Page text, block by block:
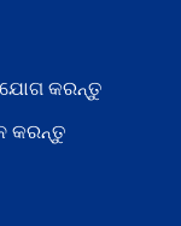
କରନ୍ତୁ
କରନ୍ତୁ